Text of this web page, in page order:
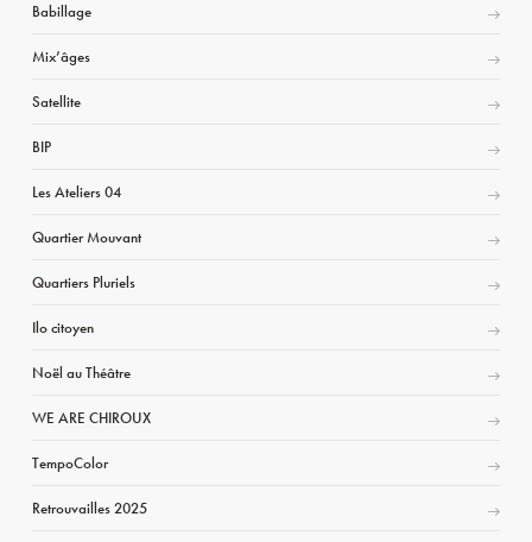
Babillage
Mix’âges
Satellite
BIP
Les Ateliers 04
Quartier Mouvant
Quartiers Pluriels
Ilo citoyen
Noël au Théâtre
WE ARE CHIROUX
TempoColor
Retrouvailles 2025